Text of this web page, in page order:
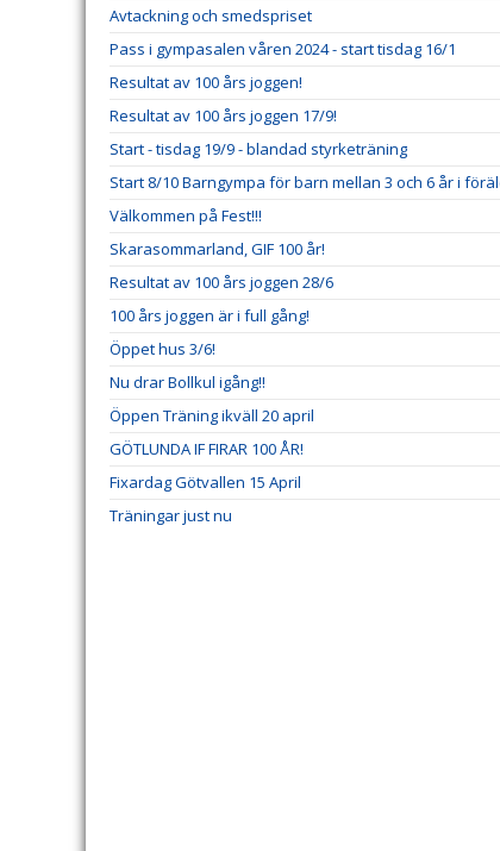
Avtackning och smedspriset
Pass i gympasalen våren 2024 - start tisdag 16/1
Resultat av 100 års joggen!
Resultat av 100 års joggen 17/9!
Start - tisdag 19/9 - blandad styrketräning
Start 8/10 Barngympa för barn mellan 3 och 6 år i
Välkommen på Fest!!!
Skarasommarland, GIF 100 år!
Resultat av 100 års joggen 28/6
100 års joggen är i full gång!
Öppet hus 3/6!
Nu drar Bollkul igång!!
Öppen Träning ikväll 20 april
GÖTLUNDA IF FIRAR 100 ÅR!
Fixardag Götvallen 15 April
Träningar just nu